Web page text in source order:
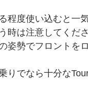
程度使い込むと一
時は注意してくだ
姿勢でフロントを
りでなら十分な